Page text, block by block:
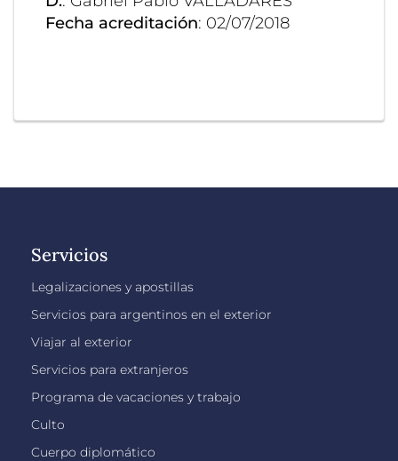
Fecha acreditación: 02/07/2018
Servicios
Legalizaciones y apostillas
Servicios para argentinos en el exterior
Viajar al exterior
Servicios para extranjeros
Programa de vacaciones y trabajo
Culto
Cuerpo diplomático